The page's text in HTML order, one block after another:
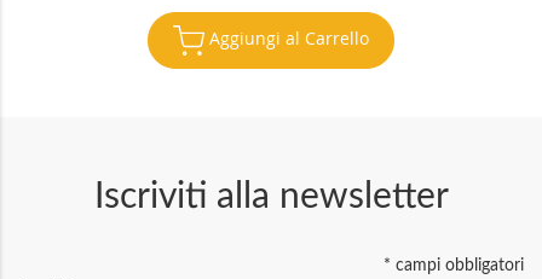
Aggiungi al Carrello
Iscriviti alla newsletter
* campi obbligatori